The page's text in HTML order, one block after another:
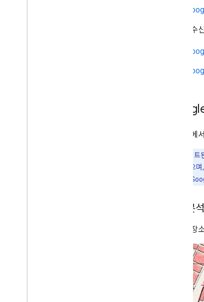
청구서 수
이 섹션
업데이
를 사용할 수 있으
저작자 표시를
기여 분
다음은 장